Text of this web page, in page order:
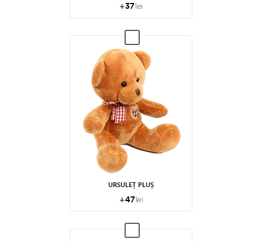
+37lei
URSULEȚ PLUȘ
+47lei